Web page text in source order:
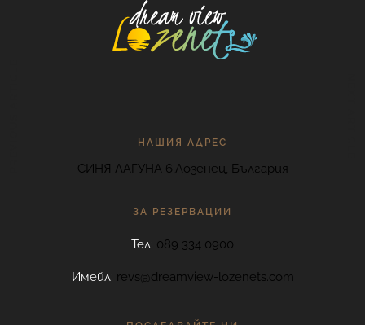
НАШИЯ АДРЕС
СИНЯ ЛАГУНА 6,Лозенец, България
ЗА РЕЗЕРВАЦИИ
Тел: 089 334 0900
Имейл: revs@dreamview-lozenets.com